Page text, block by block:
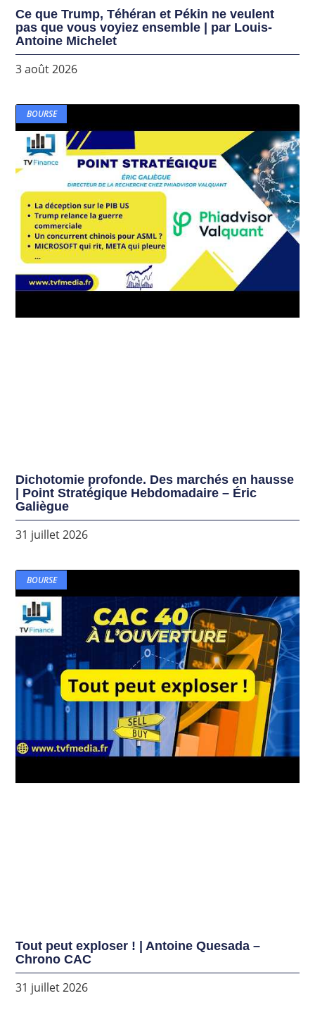
Ce que Trump, Téhéran et Pékin ne veulent
pas que vous voyiez ensemble | par Louis-
Antoine Michelet
3 août 2026
BOURSE
Dichotomie profonde. Des marchés en hausse
| Point Stratégique Hebdomadaire – Éric
Galiègue
31 juillet 2026
BOURSE
Tout peut exploser ! | Antoine Quesada –
Chrono CAC
31 juillet 2026